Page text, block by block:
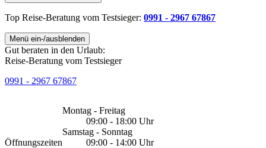
Top Reise-Beratung vom Testsieger: 0991 - 2967 67867
Menü ein-/ausblenden
Gut beraten in den Urlaub:
Reise-Beratung vom Testsieger
0991 - 2967 67867
Öffnungszeiten
Montag - Freitag
09:00 - 18:00 Uhr
Samstag - Sonntag
09:00 - 14:00 Uhr